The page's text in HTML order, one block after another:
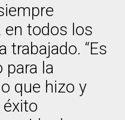
en todos los
trabajado. “Es
para la
que hizo y
éxito